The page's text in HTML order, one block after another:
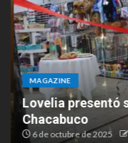
MAGAZINE
Lovelia presentó
Chacabuco
6 de octubre de 2025